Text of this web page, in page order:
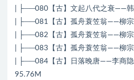
| ├──080【古】文起八代之衰——
| ├──081【古】孤舟蓑笠翁——柳
| ├──082【古】孤舟蓑笠翁——柳
| ├──083【古】孤舟蓑笠翁——柳
| ├──084【古】日落晚唐——李商
95.76M